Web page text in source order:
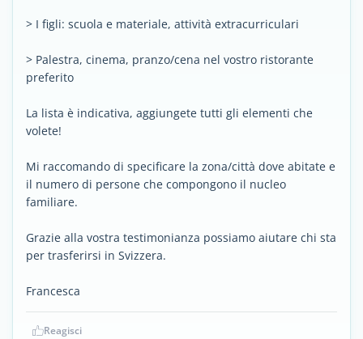
> I figli: scuola e materiale, attività extracurriculari
> Palestra, cinema, pranzo/cena nel vostro ristorante
preferito
La lista è indicativa, aggiungete tutti gli elementi che
volete!
Mi raccomando di specificare la zona/città dove abitate e
il numero di persone che compongono il nucleo
familiare.
Grazie alla vostra testimonianza possiamo aiutare chi sta
per trasferirsi in Svizzera.
Francesca
Reagisci